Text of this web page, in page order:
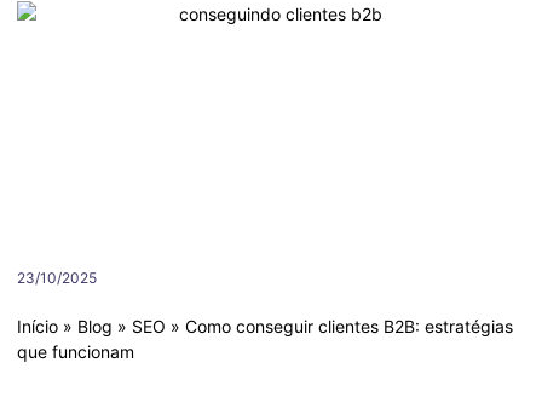
23/10/2025
Início » Blog » SEO » Como conseguir clientes B2B: estratégias
que funcionam